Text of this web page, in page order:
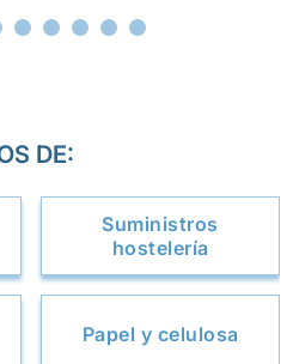
DE:
Suministros
hostelería
Papel y celulosa